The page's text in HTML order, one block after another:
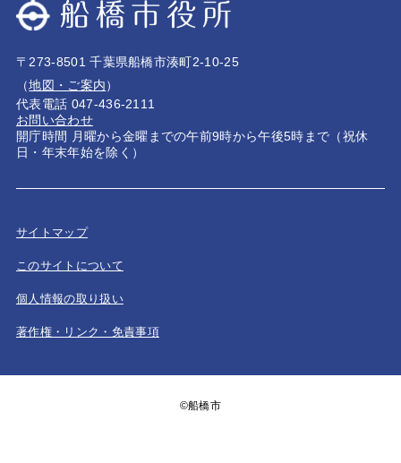
〒273-8501 千葉県船橋市湊町2-10-25
（地図・ご案内）
代表電話 047-436-2111
お問い合わせ
開庁時間 月曜から金曜までの午前9時から午後5時まで（祝休
日・年末年始を除く）
サイトマップ
このサイトについて
個人情報の取り扱い
著作権・リンク・免責事項
©船橋市